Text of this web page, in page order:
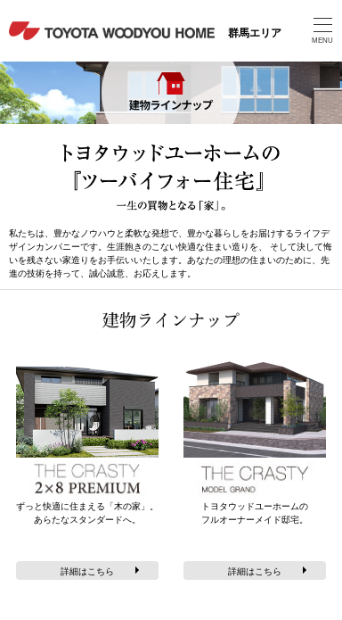
群馬エリア
MENU
私たちは、豊かなノウハウと柔軟な発想で、豊かな暮らしをお届けするライフデ
ザインカンパニーです。生涯飽きのこない快適な住まい造りを、
そして決して悔
いを残さない家造りをお手伝いいたします。あなたの理想の住まいのために、先
進の技術を持って、誠心誠意、お応えします。
ずっと快適に住まえる「木の家」。
あらたなスタンダードへ。
詳細はこちら
トヨタウッドユーホームの
フルオーナーメイド邸宅。
詳細はこちら